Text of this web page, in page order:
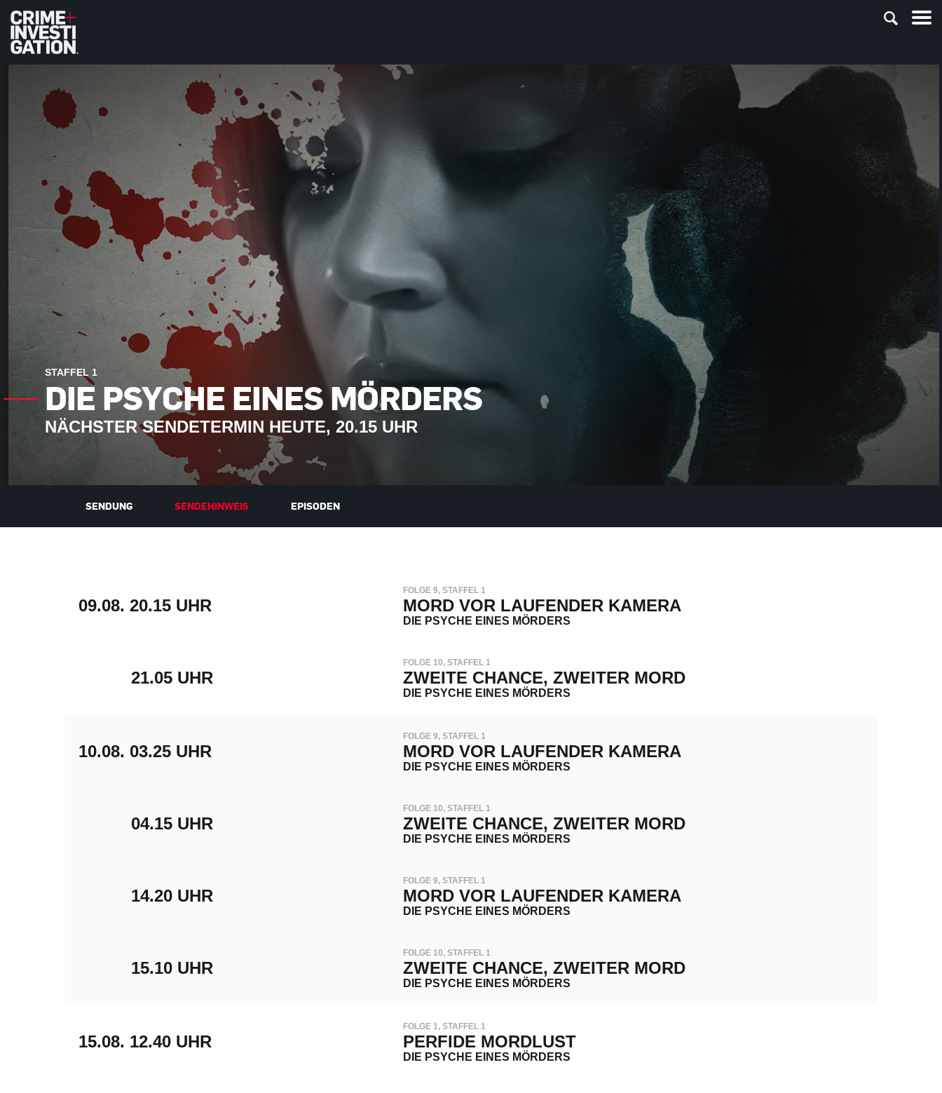
STAFFEL 1
DIE PSYCHE EINES MÖRDERS
NÄCHSTER SENDETERMIN HEUTE, 20.15 UHR
SENDUNG SENDEHINWEIS EPISODEN
09.08. 20.15 UHR
FOLGE 9, STAFFEL 1
MORD VOR LAUFENDER KAMERA
DIE PSYCHE EINES MÖRDERS
21.05 UHR
FOLGE 10, STAFFEL 1
ZWEITE CHANCE, ZWEITER MORD
DIE PSYCHE EINES MÖRDERS
10.08. 03.25 UHR
FOLGE 9, STAFFEL 1
MORD VOR LAUFENDER KAMERA
DIE PSYCHE EINES MÖRDERS
04.15 UHR
FOLGE 10, STAFFEL 1
ZWEITE CHANCE, ZWEITER MORD
DIE PSYCHE EINES MÖRDERS
14.20 UHR
FOLGE 9, STAFFEL 1
MORD VOR LAUFENDER KAMERA
DIE PSYCHE EINES MÖRDERS
15.10 UHR
FOLGE 10, STAFFEL 1
ZWEITE CHANCE, ZWEITER MORD
DIE PSYCHE EINES MÖRDERS
15.08. 12.40 UHR
FOLGE 1, STAFFEL 1
PERFIDE MORDLUST
DIE PSYCHE EINES MÖRDERS